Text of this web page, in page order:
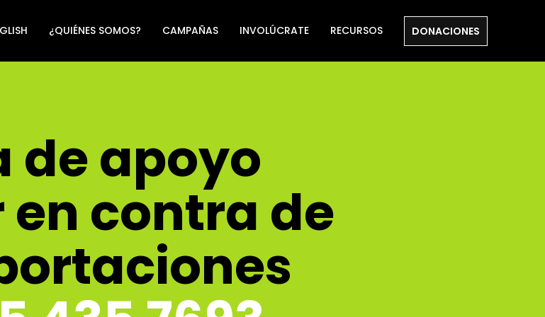
¿QUIÉNES SOMOS? CAMPAÑAS INVOLÚCRATE RECURSOS DONACIONES
de apoyo
contra de